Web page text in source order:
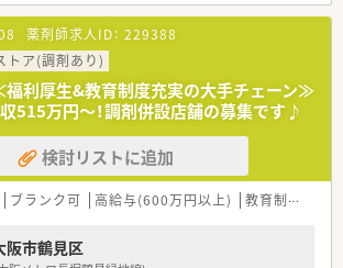
ています
の会社だからこそ活躍できるキャリアパスが多
されています。
い、エリアマネジャーや営業部長等のマネジメン
ンも増えます。
等の専門性を活かせるスペシャリストを目指すこ
。
、管理部門や商品部門等の本社スタッフなど活動領
です。
舗は年々増加しており、在宅医療へもしっかりと関
3歳まで取得が可能で、時短制度は小学5年生まで
きるよう変更予定です。
薬剤師求人ID： 229388
トア(調剤あり)
≪福利厚生&教育制度充実の大手チェーン≫
515万円～！調剤併設店舗の募集です♪
検討リストに追加
ブランク可 高給与(600万円以上) 教育制度あり
阪市鶴見区